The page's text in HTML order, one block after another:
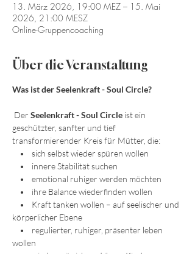
13. März 2026, 19:00 MEZ – 15. Mai
2026, 21:00 MESZ
Online-Gruppencoaching
Über die Veranstaltung
Was ist der Seelenkraft - Soul Circle?
Der Seelenkraft - Soul Circle ist ein
geschützter, sanfter und tief
transformierender Kreis für Mütter, die:
•    sich selbst wieder spüren wollen
•    innere Stabilität suchen
•    emotional ruhiger werden möchten
•    ihre Balance wiederfinden wollen
körperlicher Ebene
wollen